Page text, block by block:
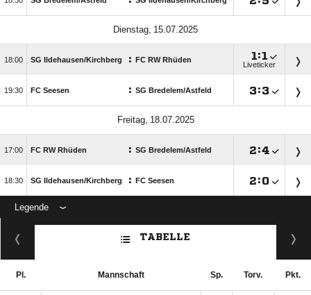
 
 SG Ildehausen/​Kirchberg : FC RW Rhüden  :
Liveticker
 FC Seesen : SG Bredelem/​Astfeld :
 
 FC RW Rhüden : SG Bredelem/​Astfeld :
 SG Ildehausen/​Kirchberg : FC Seesen :
Legende
TABELLE
Pl. Mannschaft Sp. Torv. Pkt.